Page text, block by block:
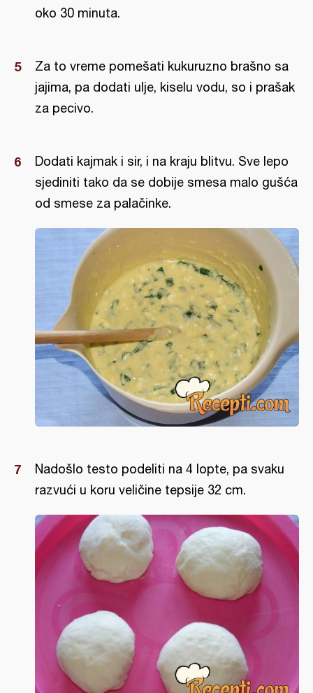
oko 30 minuta.
Za to vreme pomešati kukuruzno brašno sa
jajima, pa dodati ulje, kiselu vodu, so i prašak
za pecivo.
Dodati kajmak i sir, i na kraju blitvu. Sve lepo
sjediniti tako da se dobije smesa malo gušća
od smese za palačinke.
Nadošlo testo podeliti na 4 lopte, pa svaku
razvući u koru veličine tepsije 32 cm.